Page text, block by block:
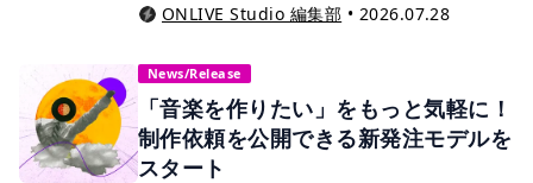
ONLIVE Studio 編集部 • 2026.07.28
News/Release
「音楽を作りたい」をもっと気軽に！
制作依頼を公開できる新発注モデルを
スタート